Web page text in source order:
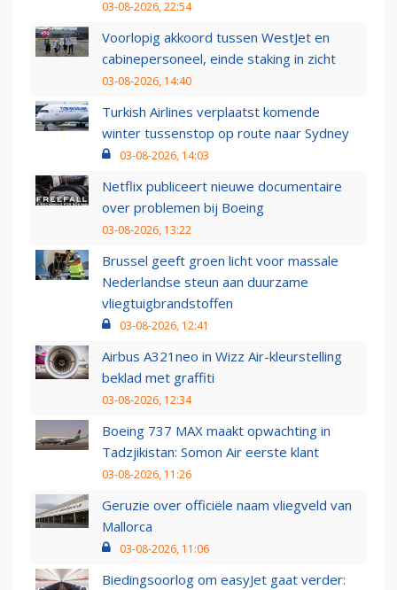
03-08-2026, 22:54
Voorlopig akkoord tussen WestJet en
cabinepersoneel, einde staking in zicht
03-08-2026, 14:40
Turkish Airlines verplaatst komende
winter tussenstop op route naar Sydney
03-08-2026, 14:03
Netflix publiceert nieuwe documentaire
over problemen bij Boeing
03-08-2026, 13:22
Brussel geeft groen licht voor massale
Nederlandse steun aan duurzame
vliegtuigbrandstoffen
03-08-2026, 12:41
Airbus A321neo in Wizz Air-kleurstelling
beklad met graffiti
03-08-2026, 12:34
Boeing 737 MAX maakt opwachting in
Tadzjikistan: Somon Air eerste klant
03-08-2026, 11:26
Geruzie over officiële naam vliegveld van
Mallorca
03-08-2026, 11:06
Biedingsoorlog om easyJet gaat verder: